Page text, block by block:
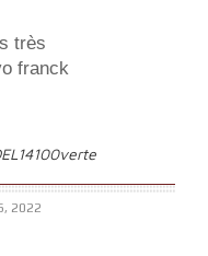
très
franck
2022